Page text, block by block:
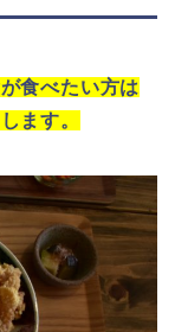
食べたい方は
ます。